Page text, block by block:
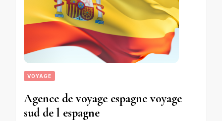
VOYAGE
Agence de voyage espagne voyage
sud de l espagne